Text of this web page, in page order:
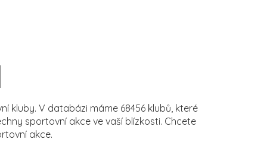
kluby. V databázi máme 68456 klubů, které
sportovní akce ve vaší blízkosti. Chcete
akce.